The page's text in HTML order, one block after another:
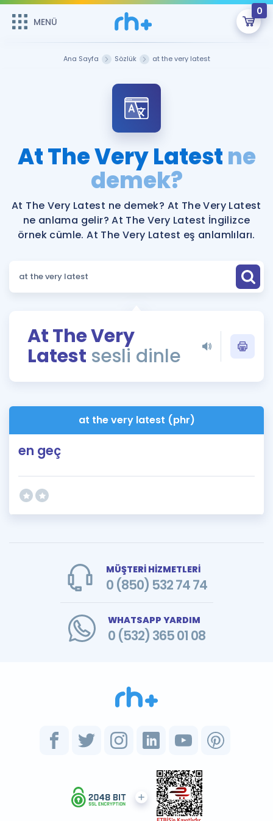
MENÜ
0
Şifremi Hatırlamıyorum
Sepetin Şu An Boş.
Remzi Hoca ile seni sınava hazırlayacak onlarca eğitim seni
bekliyor!
MENÜ
Katılımcı Görüşleri
Faydalı Araçlar
Ücretsiz Kaynaklar
Puan Hesaplama
ÖSYM Sınav Takvimi
Kampanyalar
İngilizce Gramer
Blog
İngilizce Gramer
Ana Sayfa Sözlük at the very latest
At The Very Latestne
demek?
At The Very Latest ne demek? At The Very Latest
ne anlama gelir? At The Very Latest İngilizce
örnek cümle. At The Very Latest eş anlamlıları.
At The Very
Latest sesli dinle
at the very latest (phr)
en geç
MÜŞTERİ HİZMETLERİ
0 (850) 532 74 74
WHATSAPP YARDIM
0 (532) 365 01 08